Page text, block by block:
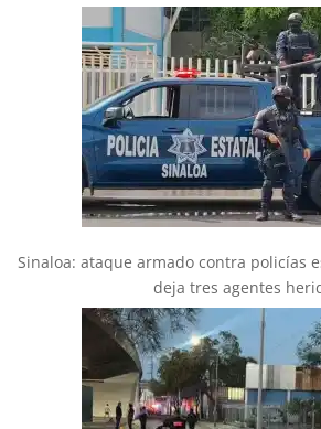
Sinaloa: ataque armado contra policías
deja tres agentes